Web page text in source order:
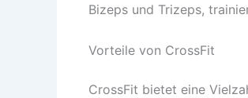
Bizeps und Trizeps,
Vorteile von CrossFit
CrossFit bietet eine